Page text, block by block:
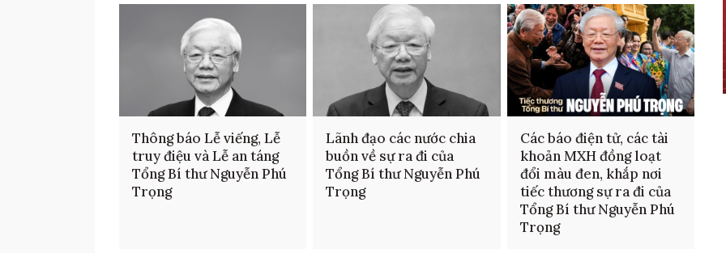
Thông báo Lễ viếng, Lễ
truy điệu và Lễ an táng
Tổng Bí thư Nguyễn Phú
Trọng
Lãnh đạo các nước chia
buồn về sự ra đi của
Tổng Bí thư Nguyễn Phú
Trọng
Các báo điện tử, các tài
khoản MXH đồng loạt
đổi màu đen, khắp nơi
tiếc thương sự ra đi của
Tổng Bí thư Nguyễn Phú
Trọng